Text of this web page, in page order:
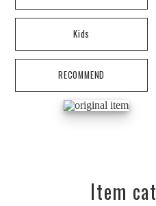
Kids
RECOMMEND
Item